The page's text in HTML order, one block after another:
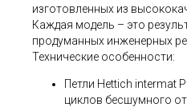
изготовленных из
Каждая модель – это
продуманных инженерных
Технические особенности:
Петли Hettich intermat
циклов бесшумного